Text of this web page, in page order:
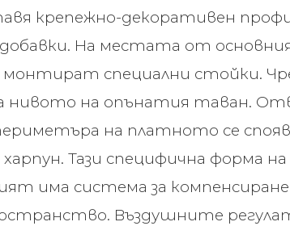
крепежно-декоративен
добавки. На местата от
специални стойки.
нивото на опънатия таван.
на платното се
Тази специфична форма
има система за
Въздушните